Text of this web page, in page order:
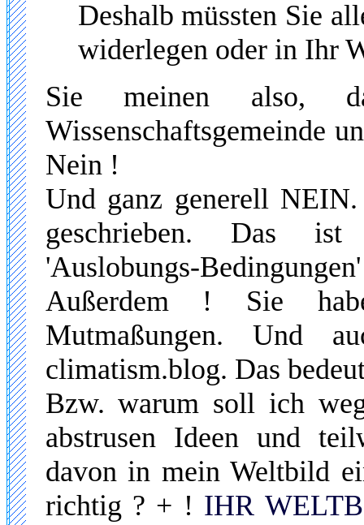
Deshalb müssten Sie
widerlegen oder in Ihr
Sie meinen also,
Wissenschaftsgemeinde
Nein !
Und ganz generell
geschrieben. Das
'Auslobungs-
Außerdem ! Sie
Mutmaßungen. Und
climatism.blog. Das
Bzw. warum soll ich
abstrusen Ideen und
davon in mein Weltbild
richtig ? + ! IHR